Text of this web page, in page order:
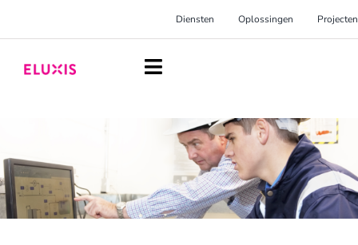
naar
inhoud
Diensten Oplossingen Projecten
Toggle
Oplossingen